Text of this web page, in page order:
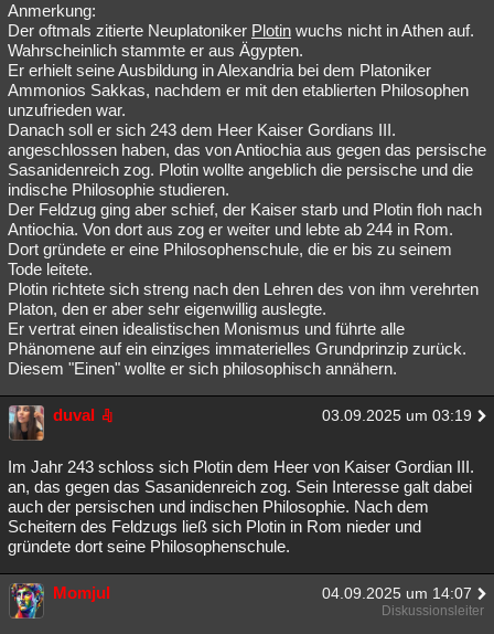
Anmerkung:
Der oftmals zitierte Neuplatoniker Plotin wuchs nicht in Athen auf.
Wahrscheinlich stammte er aus Ägypten.
Er erhielt seine Ausbildung in Alexandria bei dem Platoniker
Ammonios Sakkas, nachdem er mit den etablierten Philosophen
unzufrieden war.
Danach soll er sich 243 dem Heer Kaiser Gordians III.
angeschlossen haben, das von Antiochia aus gegen das persische
Sasanidenreich zog. Plotin wollte angeblich die persische und die
indische Philosophie studieren.
Der Feldzug ging aber schief, der Kaiser starb und Plotin floh nach
Antiochia. Von dort aus zog er weiter und lebte ab 244 in Rom.
Dort gründete er eine Philosophenschule, die er bis zu seinem
Tode leitete.
Plotin richtete sich streng nach den Lehren des von ihm verehrten
Platon, den er aber sehr eigenwillig auslegte.
Er vertrat einen idealistischen Monismus und führte alle
Phänomene auf ein einziges immaterielles Grundprinzip zurück.
Diesem "Einen" wollte er sich philosophisch annähern.
duval 03.09.2025 um 03:19
Im Jahr 243 schloss sich Plotin dem Heer von Kaiser Gordian III.
an, das gegen das Sasanidenreich zog. Sein Interesse galt dabei
auch der persischen und indischen Philosophie. Nach dem
Scheitern des Feldzugs ließ sich Plotin in Rom nieder und
gründete dort seine Philosophenschule.
Momjul 04.09.2025 um 14:07
Diskussionsleiter